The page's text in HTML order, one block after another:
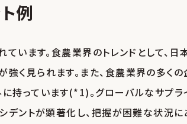
例
います。食農業界のトレンドとして、日
く見られます。また、食農業界の多くの
持っています(*1)。グローバルなサプラ
デントが顕著化し、把握が困難な状況に